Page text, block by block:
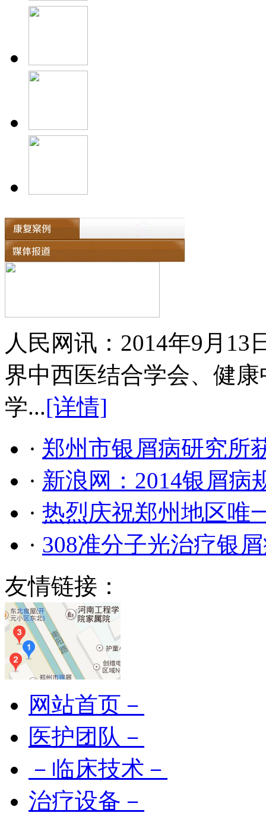
人民网讯：2014年9月
界中西医结合学会、健
学...[详情]
· 郑州市银屑病研究所
· 新浪网：2014银屑病
· 热烈庆祝郑州地区唯
· 308准分子光治疗银
友情链接：
网站首页－
医护团队－
－临床技术－
治疗设备－